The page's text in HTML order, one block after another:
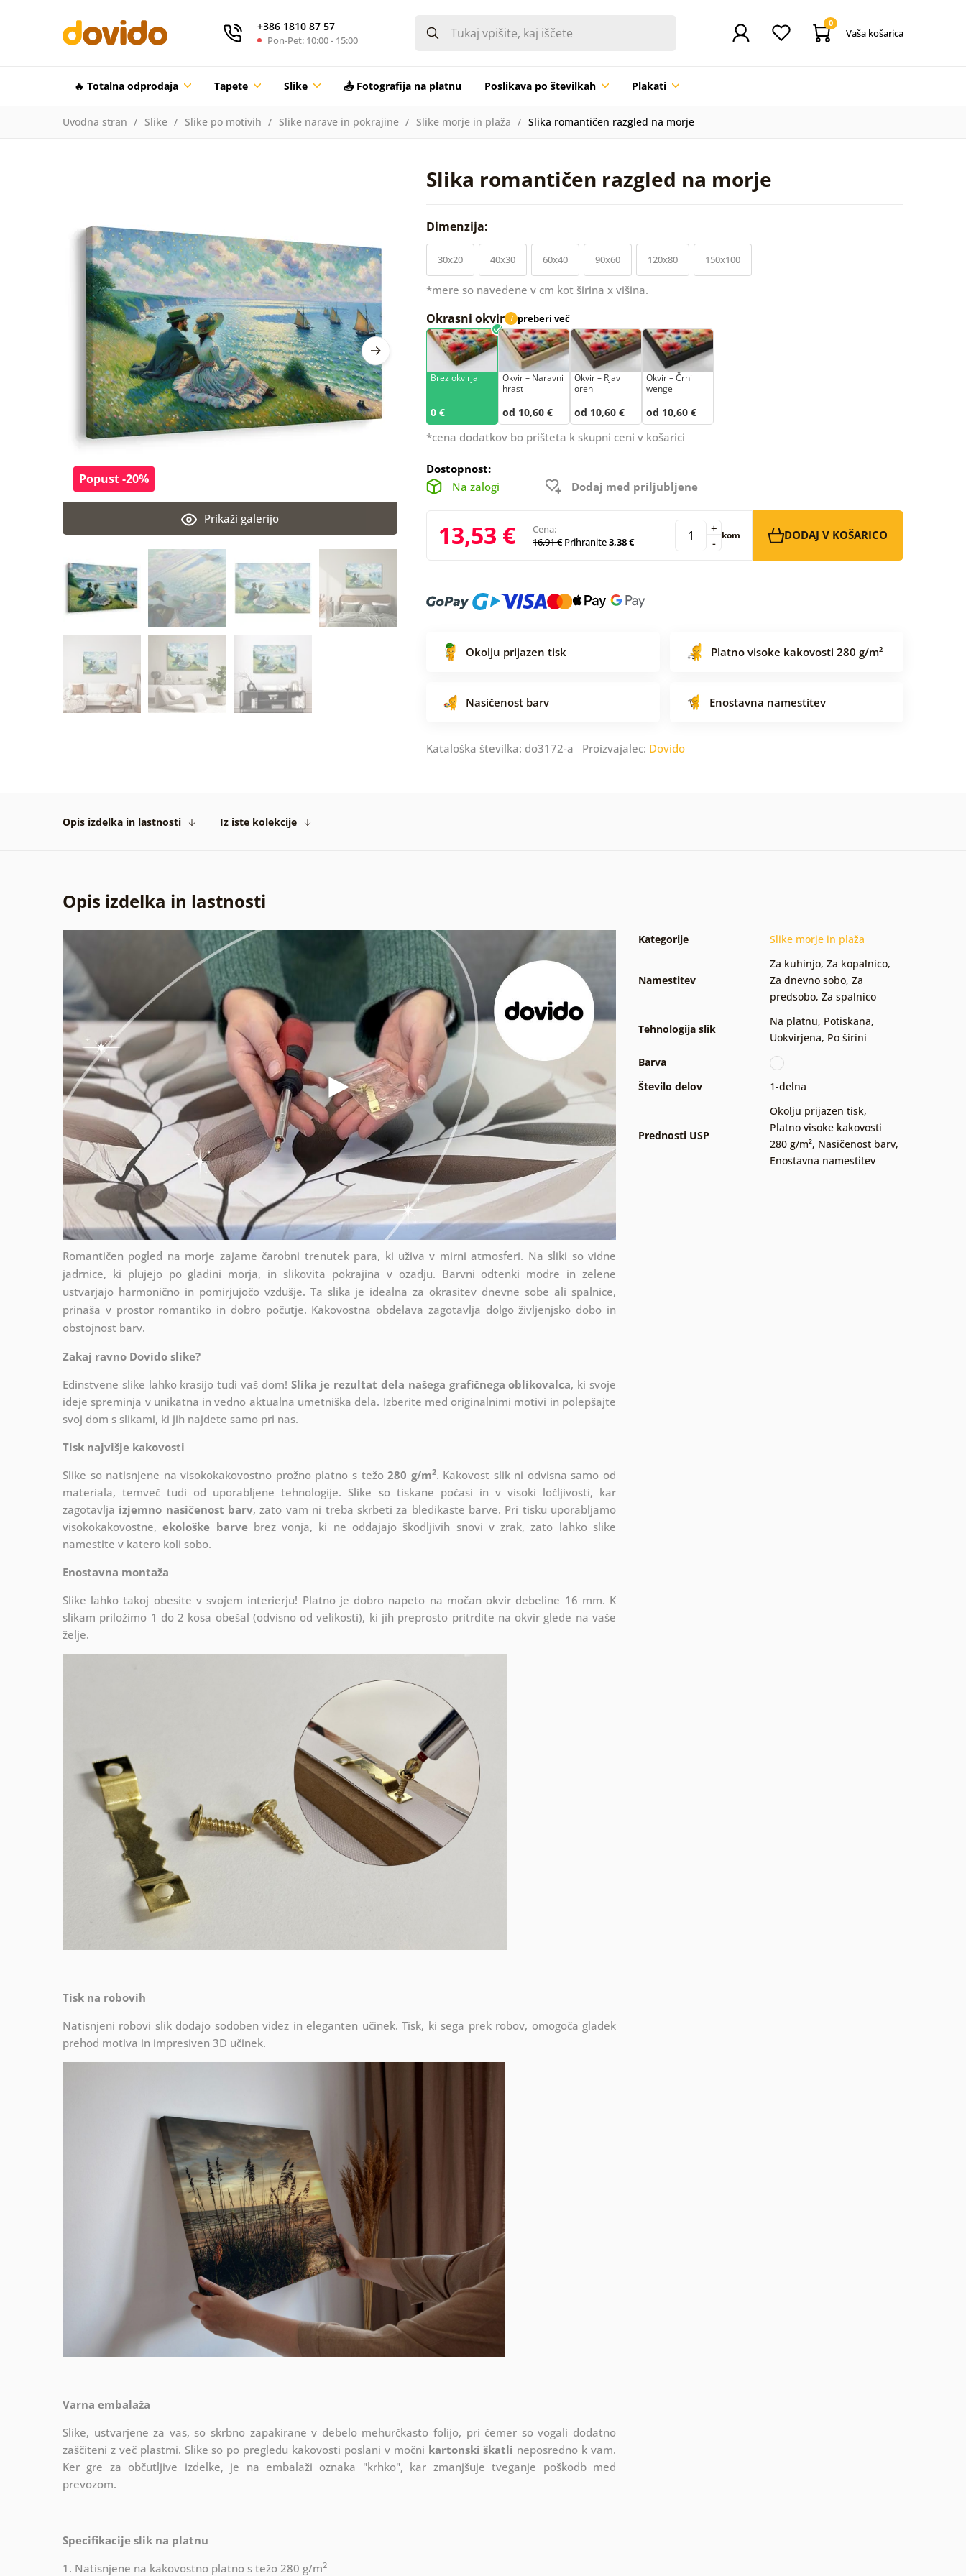
+386 1810 87 57
Pon-Pet: 10:00 - 15:00
0
Vaša košarica
🔥 Totalna odprodaja Tapete Slike 📤 Fotografija na platnu Poslikava po številkah Plakati
Uvodna stran Slike Slike po motivih Slike narave in pokrajine Slike morje in plaža Slika romantičen razgled na morje
Slika romantičen razgled na morje
Prikaži galerijo
Popust -20%
Dimenzija:
30x20 40x30 60x40 90x60 120x80 150x100
*mere so navedene v cm kot širina x višina.
Okrasni okvir i preberi več
Brez okvirja
0 €
Okvir – Naravni
hrast
od 10,60 €
Okvir – Rjav
oreh
od 10,60 €
Okvir – Črni
wenge
od 10,60 €
*cena dodatkov bo prišteta k skupni ceni v košarici
Dostopnost:
Na zalogi
Dodaj med priljubljene
13,53 €
Cena:
16,91 € Prihranite3,38 € -
+ kom DODAJ V KOŠARICO
Okolju prijazen tisk Platno visoke kakovosti 280 g/m²
Nasičenost barv Enostavna namestitev
Kataloška številka: do3172-a Proizvajalec: Dovido
Opis izdelka in lastnosti Iz iste kolekcije
Opis izdelka in lastnosti
Romantičen pogled na morje zajame čarobni trenutek para, ki uživa v mirni atmosferi. Na sliki so vidne
jadrnice, ki plujejo po gladini morja, in slikovita pokrajina v ozadju. Barvni odtenki modre in zelene
ustvarjajo harmonično in pomirjujočo vzdušje. Ta slika je idealna za okrasitev dnevne sobe ali spalnice,
prinaša v prostor romantiko in dobro počutje. Kakovostna obdelava zagotavlja dolgo življenjsko dobo in
obstojnost barv.
Zakaj ravno Dovido slike?
Edinstvene slike lahko krasijo tudi vaš dom! Slika je rezultat dela našega grafičnega oblikovalca, ki svoje
ideje spreminja v unikatna in vedno aktualna umetniška dela. Izberite med originalnimi motivi in polepšajte
svoj dom s slikami, ki jih najdete samo pri nas.
Tisk najvišje kakovosti
Slike so natisnjene na visokokakovostno prožno platno s težo280 g/m2. Kakovost slik ni odvisna samo od
materiala, temveč tudi od uporabljene tehnologije. Slike so tiskane počasi in v visoki ločljivosti, kar
zagotavlja izjemno nasičenost barv, zato vam ni treba skrbeti za bledikaste barve. Pri tisku uporabljamo
visokokakovostne,ekološke barvebrez vonja, ki ne oddajajo škodljivih snovi v zrak, zato lahko slike
namestite v katero koli sobo.
Enostavna montaža
Slike lahko takoj obesite v svojem interierju! Platno je dobro napeto na močan okvir debeline 16 mm. K
slikam priložimo 1 do 2 kosa obešal (odvisno od velikosti), ki jih preprosto pritrdite na okvir glede na vaše
želje.
Tisk na robovih
Natisnjeni robovi slik dodajo sodoben videz in eleganten učinek. Tisk, ki sega prek robov, omogoča gladek
prehod motiva in impresiven 3D učinek.
Varna embalaža
Slike, ustvarjene za vas, so skrbno zapakirane v debelo mehurčkasto folijo, pri čemer so vogali dodatno
zaščiteni z več plastmi. Slike so po pregledu kakovosti poslani v močni kartonski škatli neposredno k vam.
Ker gre za občutljive izdelke, je na embalaži oznaka "krhko", kar zmanjšuje tveganje poškodb med
prevozom.
Specifikacije slik na platnu
1. Natisnjene na kakovostno platno s težo 280 g/m2
Kategorije Slike morje in plaža
Namestitev
Za kuhinjo, Za kopalnico,
Za dnevno sobo, Za
predsobo, Za spalnico
Tehnologija slik
Na platnu, Potiskana,
Uokvirjena, Po širini
Barva
Število delov
1-delna
Prednosti USP
Okolju prijazen tisk,
Platno visoke kakovosti
280 g/m², Nasičenost barv,
Enostavna namestitev